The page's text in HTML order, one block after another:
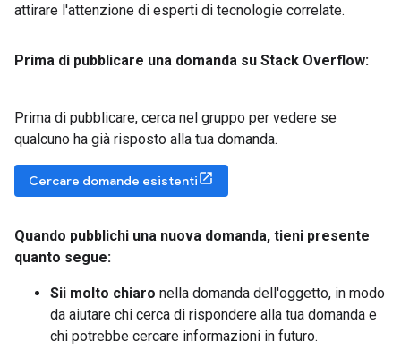
attirare l'attenzione di esperti di tecnologie correlate.
Prima di pubblicare una domanda su Stack Overflow:
Prima di pubblicare, cerca nel gruppo per vedere se
qualcuno ha già risposto alla tua domanda.
Cercare domande esistenti
Quando pubblichi una nuova domanda, tieni presente
quanto segue:
Sii molto chiaro nella domanda dell'oggetto, in modo
da aiutare chi cerca di rispondere alla tua domanda e
chi potrebbe cercare informazioni in futuro.